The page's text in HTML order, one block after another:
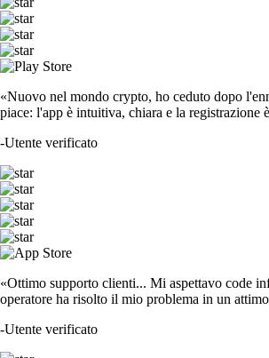
«Nuovo nel mondo crypto, ho ceduto dopo
piace: l'app è intuitiva, chiara e la registrazione
-Utente verificato
«Ottimo supporto clienti... Mi aspettavo code
operatore ha risolto il mio problema in un
-Utente verificato